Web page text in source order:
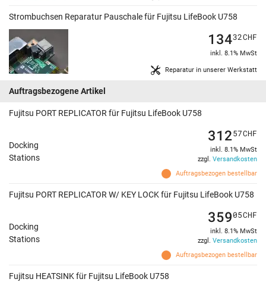
Strombuchsen Reparatur Pauschale für Fujitsu LifeBook U758
Reparatur in unserer Werkstatt
13432CHF
inkl. 8.1% MwSt
Auftragsbezogene Artikel
Fujitsu PORT REPLICATOR für Fujitsu LifeBook U758
Docking
Stations
Auftragsbezogen bestellbar
31257CHF
inkl. 8.1% MwSt
zzgl. Versandkosten
Fujitsu PORT REPLICATOR W/ KEY LOCK für Fujitsu LifeBook U758
Docking
Stations
Auftragsbezogen bestellbar
35905CHF
inkl. 8.1% MwSt
zzgl. Versandkosten
Fujitsu HEATSINK für Fujitsu LifeBook U758